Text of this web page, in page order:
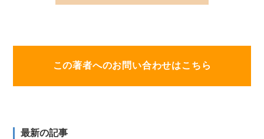
この著者へのお問い合わせはこちら
最新の記事